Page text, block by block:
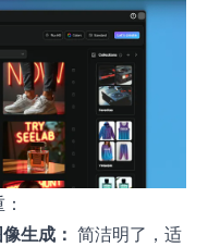
生成： 简洁明了，适